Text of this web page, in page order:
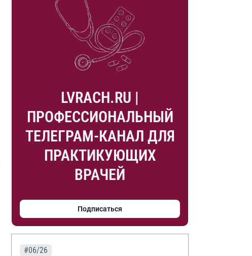
LVRACH.RU |
ПРОФЕССИОНАЛЬНЫЙ
ТЕЛЕГРАМ-КАНАЛ ДЛЯ
ПРАКТИКУЮЩИХ
ВРАЧЕЙ
Подписаться
#06/26